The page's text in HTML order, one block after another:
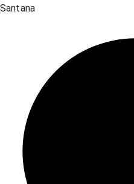
Santana